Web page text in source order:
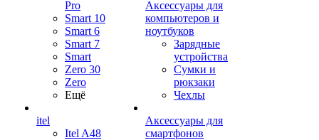
Pro
Smart 10
Smart 6
Smart 7
Smart
Zero 30
Zero
Ещё
itel
Itel A48
Аксессуары для
компьютеров и
ноутбуков
Зарядные
устройства
Сумки и
рюкзаки
Чехлы
Аксессуары для
смартфонов